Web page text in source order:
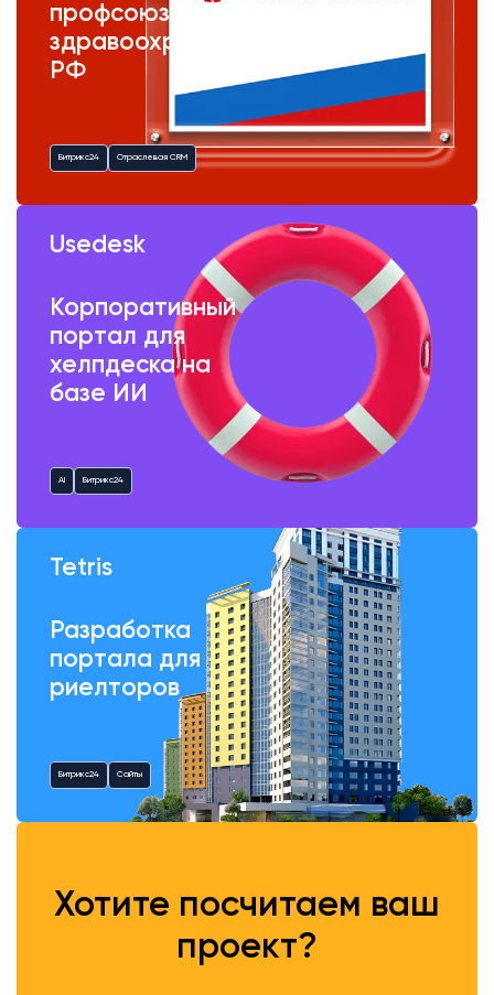
профсоюза
здравоохранения
РФ
Битрикс24 Отраслевая CRM
Usedesk
Корпоративный
портал для
хелпдеска на
базе ИИ
AI Битрикс24
Tetris
Разработка
портала для
риелторов
Битрикс24 Сайты
Хотите посчитаем ваш
проект?